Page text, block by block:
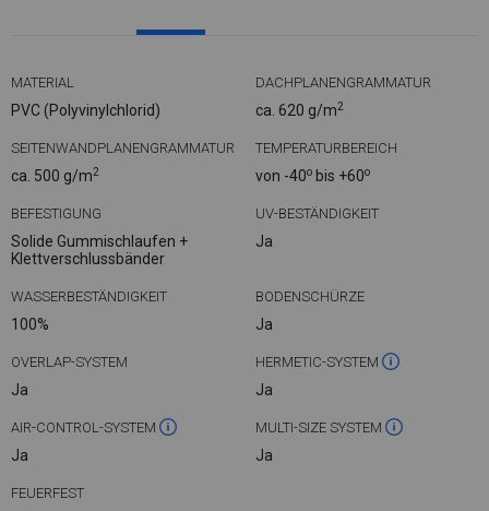
MATERIAL
PVC (Polyvinylchlorid)
DACHPLANENGRAMMATUR
ca. 620 g/m2
SEITENWANDPLANENGRAMMATUR
ca. 500 g/m2
TEMPERATURBEREICH
von -40o bis +60o
BEFESTIGUNG
Solide Gummischlaufen +
Klettverschlussbänder
UV-BESTÄNDIGKEIT
Ja
WASSERBESTÄNDIGKEIT
100%
BODENSCHÜRZE
Ja
OVERLAP-SYSTEM
Ja
HERMETIC-SYSTEM
Ja
AIR-CONTROL-SYSTEM
Ja
MULTI-SIZE SYSTEM
Ja
FEUERFEST